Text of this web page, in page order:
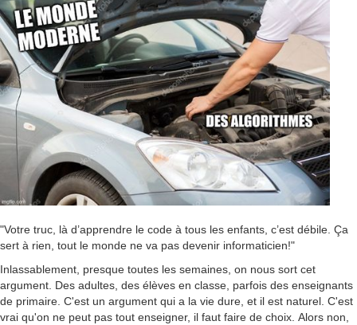
"Votre truc, là d’apprendre le code à tous les enfants, c’est débile. Ça
sert à rien, tout le monde ne va pas devenir informaticien!"
Inlassablement, presque toutes les semaines, on nous sort cet
argument. Des adultes, des élèves en classe, parfois des enseignants
de primaire. C'est un argument qui a la vie dure, et il est naturel. C'est
vrai qu'on ne peut pas tout enseigner, il faut faire de choix. Alors non,